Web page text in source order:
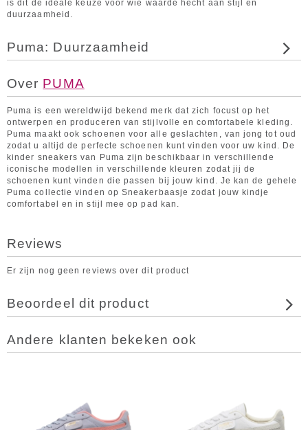
is dit de ideale keuze voor wie waarde hecht aan stijl én
duurzaamheid.
Puma: Duurzaamheid
Over PUMA
Puma is een wereldwijd bekend merk dat zich focust op het
ontwerpen en produceren van stijlvolle en comfortabele kleding.
Puma maakt ook schoenen voor alle geslachten, van jong tot oud
zodat u altijd de perfecte schoenen kunt vinden voor uw kind. De
kinder sneakers van Puma zijn beschikbaar in verschillende
iconische modellen in verschillende kleuren zodat jij de
schoenen kunt vinden die passen bij jouw kind. Je kan de gehele
Puma collectie vinden op Sneakerbaasje zodat jouw kindje
comfortabel en in stijl mee op pad kan.
Reviews
Er zijn nog geen reviews over dit product
Beoordeel dit product
Andere klanten bekeken ook